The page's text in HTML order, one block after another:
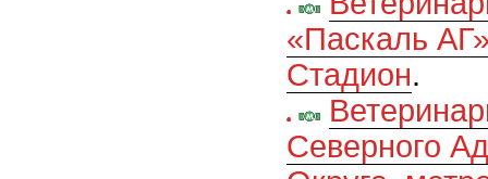
«Паскаль
Стадион.
Северного